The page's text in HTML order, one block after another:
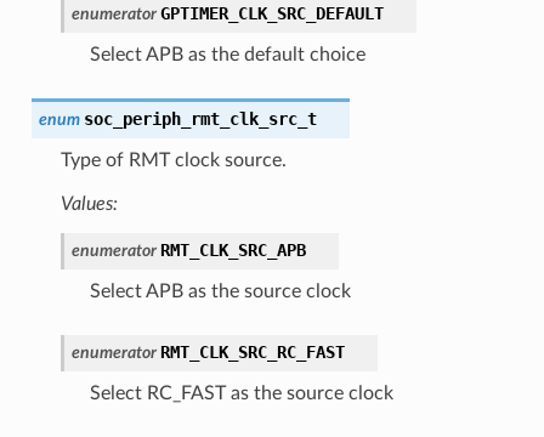
enumerator GPTIMER_CLK_SRC_DEFAULT
Select APB as the default choice
enum soc_periph_rmt_clk_src_t
Type of RMT clock source.
Values:
enumerator RMT_CLK_SRC_APB
Select APB as the source clock
enumerator RMT_CLK_SRC_RC_FAST
Select RC_FAST as the source clock